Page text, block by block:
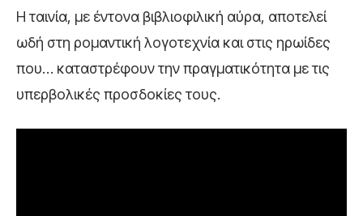
Η ταινία, με έντονα βιβλιοφιλική αύρα, αποτελεί
ωδή στη ρομαντική λογοτεχνία και στις ηρωίδες
που… καταστρέφουν την πραγματικότητα με τις
υπερβολικές προσδοκίες τους.